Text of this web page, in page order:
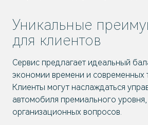
Уникальные
для клиентов
Сервис предлагает идеальный
экономии времени и современных
Клиенты могут наслаждаться
автомобиля премиального уровня,
организационных вопросов.